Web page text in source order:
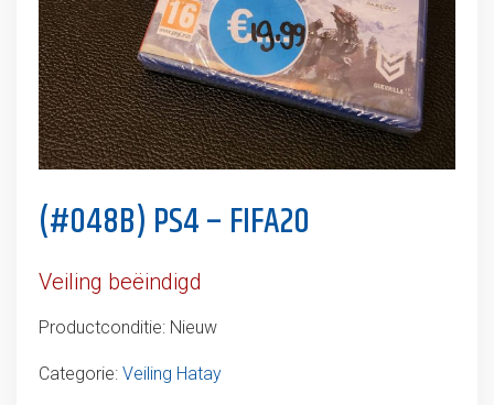
(#048B) PS4 – FIFA20
Veiling beëindigd
Productconditie: Nieuw
Categorie: Veiling Hatay